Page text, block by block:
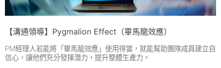
【溝通領導】Pygmalion Effect（畢馬龍效應）
PM經理人若能將「畢馬龍效應」使用得當，就能幫助團隊成員建立自
信心，讓他們充分發揮潛力，提升整體生產力。